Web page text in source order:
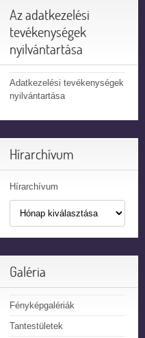
Az adatkezelési
tevékenységek
nyilvántartása
Adatkezelési tevékenységek
nyilvántartása
Hírarchívum
Hírarchívum
Galéria
Fényképgalériák
Tantestületek